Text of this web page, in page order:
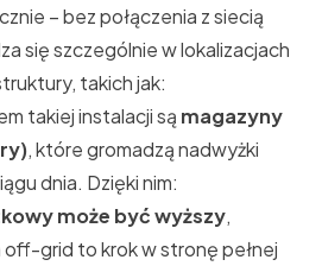
– bez połączenia z siecią
się szczególnie w lokalizacjach
takich jak:
takiej instalacji są magazyny
, które gromadzą nadwyżki
dnia. Dzięki nim:
może być wyższy,
grid to krok w stronę pełnej